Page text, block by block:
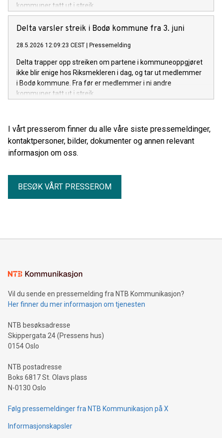
kommuner tatt ut i streik.
Delta varsler streik i Bodø kommune fra 3. juni
28.5.2026 12:09:23 CEST Pressemelding
Delta trapper opp streiken om partene i kommuneoppgjøret
ikke blir enige hos Riksmekleren i dag, og tar ut medlemmer
i Bodø kommune. Fra før er medlemmer i ni andre
kommuner tatt ut i streik.
I vårt presserom finner du alle våre siste pressemeldinger,
kontaktpersoner, bilder, dokumenter og annen relevant
informasjon om oss.
BESØK VÅRT PRESSEROM
Vil du sende en pressemelding fra NTB Kommunikasjon?
Her finner du mer informasjon om tjenesten
NTB besøksadresse
Skippergata 24 (Pressens hus)
0154 Oslo
NTB postadresse
Boks 6817 St. Olavs plass
N-0130 Oslo
Følg pressemeldinger fra NTB Kommunikasjon på X
Informasjonskapsler